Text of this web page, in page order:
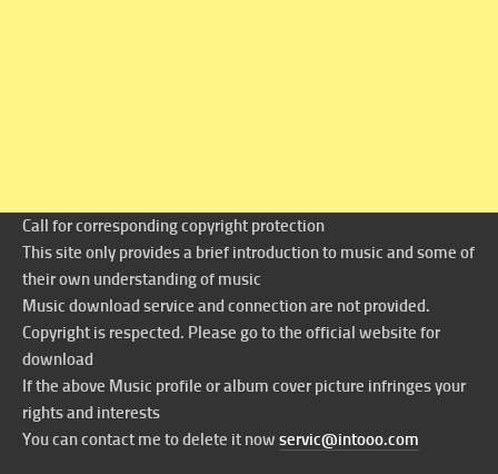
Call for corresponding copyright protection
This site only provides a brief introduction to music and some of
their own understanding of music
Music download service and connection are not provided.
Copyright is respected. Please go to the official website for
download
If the above Music profile or album cover picture infringes your
rights and interests
You can contact me to delete it now servic@intooo.com